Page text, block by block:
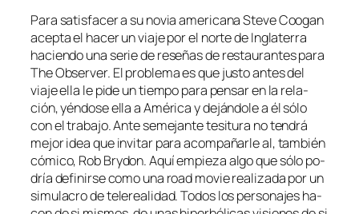
Para sa­tis­fa­cer a su no­via ame­ri­ca­na Steve Coogan
acep­ta el ha­cer un via­je por el nor­te de Inglaterra
ha­cien­do una se­rie de re­se­ñas de res­tau­ran­tes pa­ra
The Observer. El pro­ble­ma es que jus­to an­tes del
via­je ella le pi­de un tiem­po pa­ra pen­sar en la re­la­
ción, yén­do­se ella a América y de­ján­do­le a él só­lo
con el tra­ba­jo. Ante se­me­jan­te te­si­tu­ra no ten­drá
me­jor idea que in­vi­tar pa­ra acom­pa­ñar­le al, tam­bién
có­mi­co, Rob Brydon. Aquí em­pie­za al­go que só­lo po­
dría de­fi­nir­se co­mo una road mo­vie rea­li­za­da por un
si­mu­la­cro de te­le­rea­li­dad. Todos los per­so­na­jes ha­